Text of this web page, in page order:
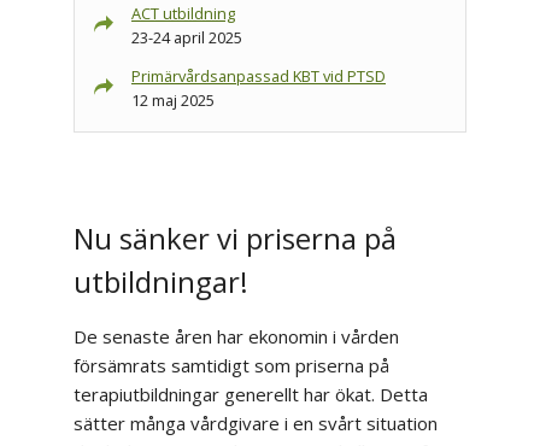
ACT utbildning
23-24 april 2025
Primärvårdsanpassad KBT vid PTSD
12 maj 2025
Nu sänker vi priserna på
utbildningar!
De senaste åren har ekonomin i vården
försämrats samtidigt som priserna på
terapiutbildningar generellt har ökat. Detta
sätter många vårdgivare i en svårt situation